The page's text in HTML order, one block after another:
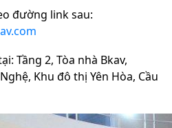
đường link sau:
Tầng 2, Tòa nhà Bkav,
Khu đô thị Yên Hòa, Cầu